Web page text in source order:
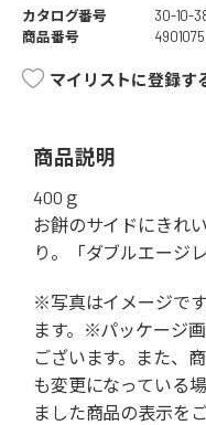
カタログ番号
30-10-
商品番号
マイリストに登録す
商品説明
400ｇ
お餅のサイドにきれ
り。「ダブルエージ
※写真はイメージで
ます。※パッケージ
ございます。また、
も変更になっている
ました商品の表示を